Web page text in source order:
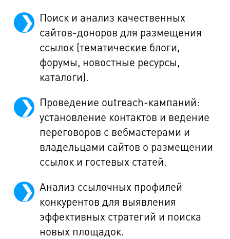
Поиск и анализ качественных
сайтов-доноров для размещения
ссылок (тематические блоги,
форумы, новостные ресурсы,
каталоги).
Проведение outreach-кампаний:
установление контактов и ведение
переговоров с вебмастерами и
владельцами сайтов о размещении
ссылок и гостевых статей.
Анализ ссылочных профилей
конкурентов для выявления
эффективных стратегий и поиска
новых площадок.